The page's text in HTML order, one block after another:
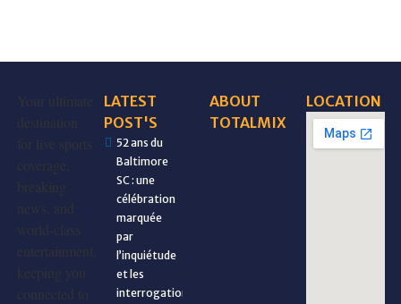
Your ultimate
destination
for live sports
coverage,
breaking
news, and
entertainment,
keeping you
connected to
LATEST
POST'S
52 ans du
Baltimore
SC : une
célébration
marquée
par
l’inquiétude
et les
interrogations
ABOUT
TOTALMIX
LOCATION